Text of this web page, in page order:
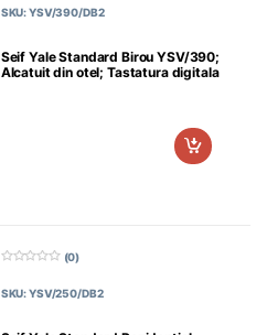
Seif Yale Standard Birou YSV/390;
Alcatuit din otel; Tastatura digitala
iSKU: YSV/390/DB2
i
(0)
SKU: YSV/250/DB2